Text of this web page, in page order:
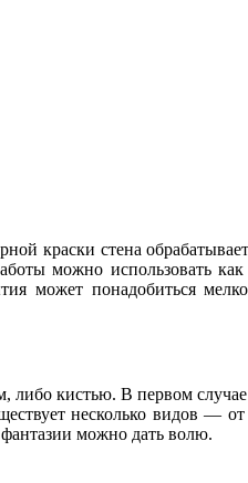
краски стена
можно использовать
может понадобиться
либо кистью. В первом
несколько видов —
фантазии можно дать волю.